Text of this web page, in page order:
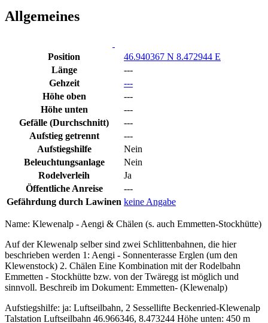
Allgemeines
Position
46.940367 N 8.472944 E
Länge
---
Gehzeit
---
Höhe oben
---
Höhe unten
---
Gefälle (Durchschnitt)
---
Aufstieg getrennt
---
Aufstiegshilfe
Nein
Beleuchtungsanlage
Nein
Rodelverleih
Ja
Öffentliche Anreise
---
Gefährdung durch Lawinen keine Angabe
Name: Klewenalp - Aengi & Chälen (s. auch Emmetten-Stockhütte)
Auf der Klewenalp selber sind zwei Schlittenbahnen, die hier
beschrieben werden 1: Aengi - Sonnenterasse Erglen (um den
Klewenstock) 2. Chälen Eine Kombination mit der Rodelbahn
Emmetten - Stockhütte bzw. von der Twäregg ist möglich und
sinnvoll. Beschreib im Dokument: Emmetten- (Klewenalp)
Aufstiegshilfe: ja: Luftseilbahn, 2 Sessellifte Beckenried-Klewenalp
Talstation Luftseilbahn 46.966346, 8.473244 Höhe unten: 450 m